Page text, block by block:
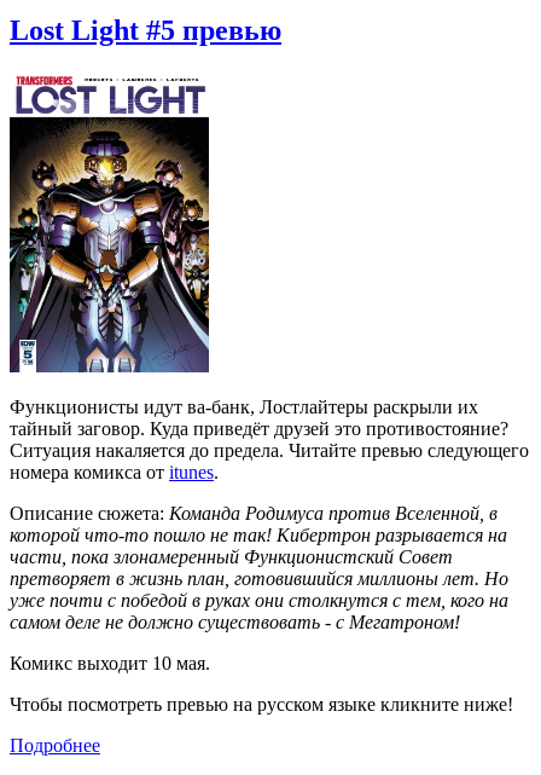
Lost Light #5 превью
Функционисты идут ва-банк, Лостлайтеры раскрыли их
тайный заговор. Куда приведёт друзей это противостояние?
Ситуация накаляется до предела. Читайте превью следующего
номера комикса от itunes.
Описание сюжета: Команда Родимуса против Вселенной, в
которой что-то пошло не так! Кибертрон разрывается на
части, пока злонамеренный Функционистский Совет
претворяет в жизнь план, готовившийся миллионы лет. Но
уже почти с победой в руках они столкнутся с тем, кого на
самом деле не должно существовать - с Мегатроном!
Комикс выходит 10 мая.
Чтобы посмотреть превью на русском языке кликните ниже!
Подробнее